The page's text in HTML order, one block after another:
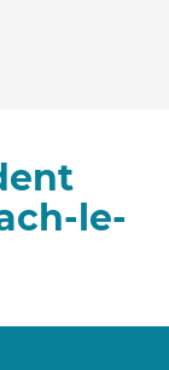
le-